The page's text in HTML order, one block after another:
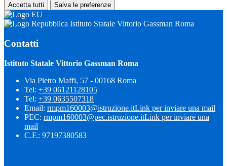
Accetta tutti Salva le preferenze
Istituto Statale Vittorio Gassman Roma
Contatti
Istituto Statale Vittorio Gassman Roma
Via Pietro Maffi, 57 - 00168 Roma
Tel: +39 06121128105
Tel: +39 0635507318
Email: rmpm160003@istruzione.itLink per inviare una mail
PEC: rmpm160003@pec.istruzione.itLink per inviare una
mail
C.F.: 97197380583